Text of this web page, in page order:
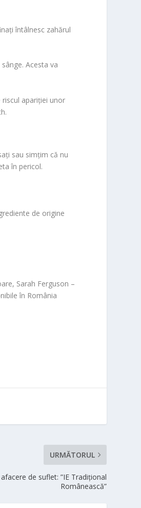
întâlnesc zahărul
Acesta va
apariției unor
sau simțim că nu
în pericol.
de origine
Sarah Ferguson –
în România
URMĂTORUL
de suflet: ”IE Tradițional
Românească”